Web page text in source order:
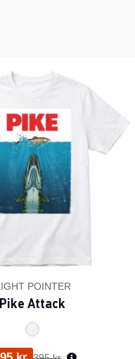
POINTER
Pike Attack
Ordinarie pris: